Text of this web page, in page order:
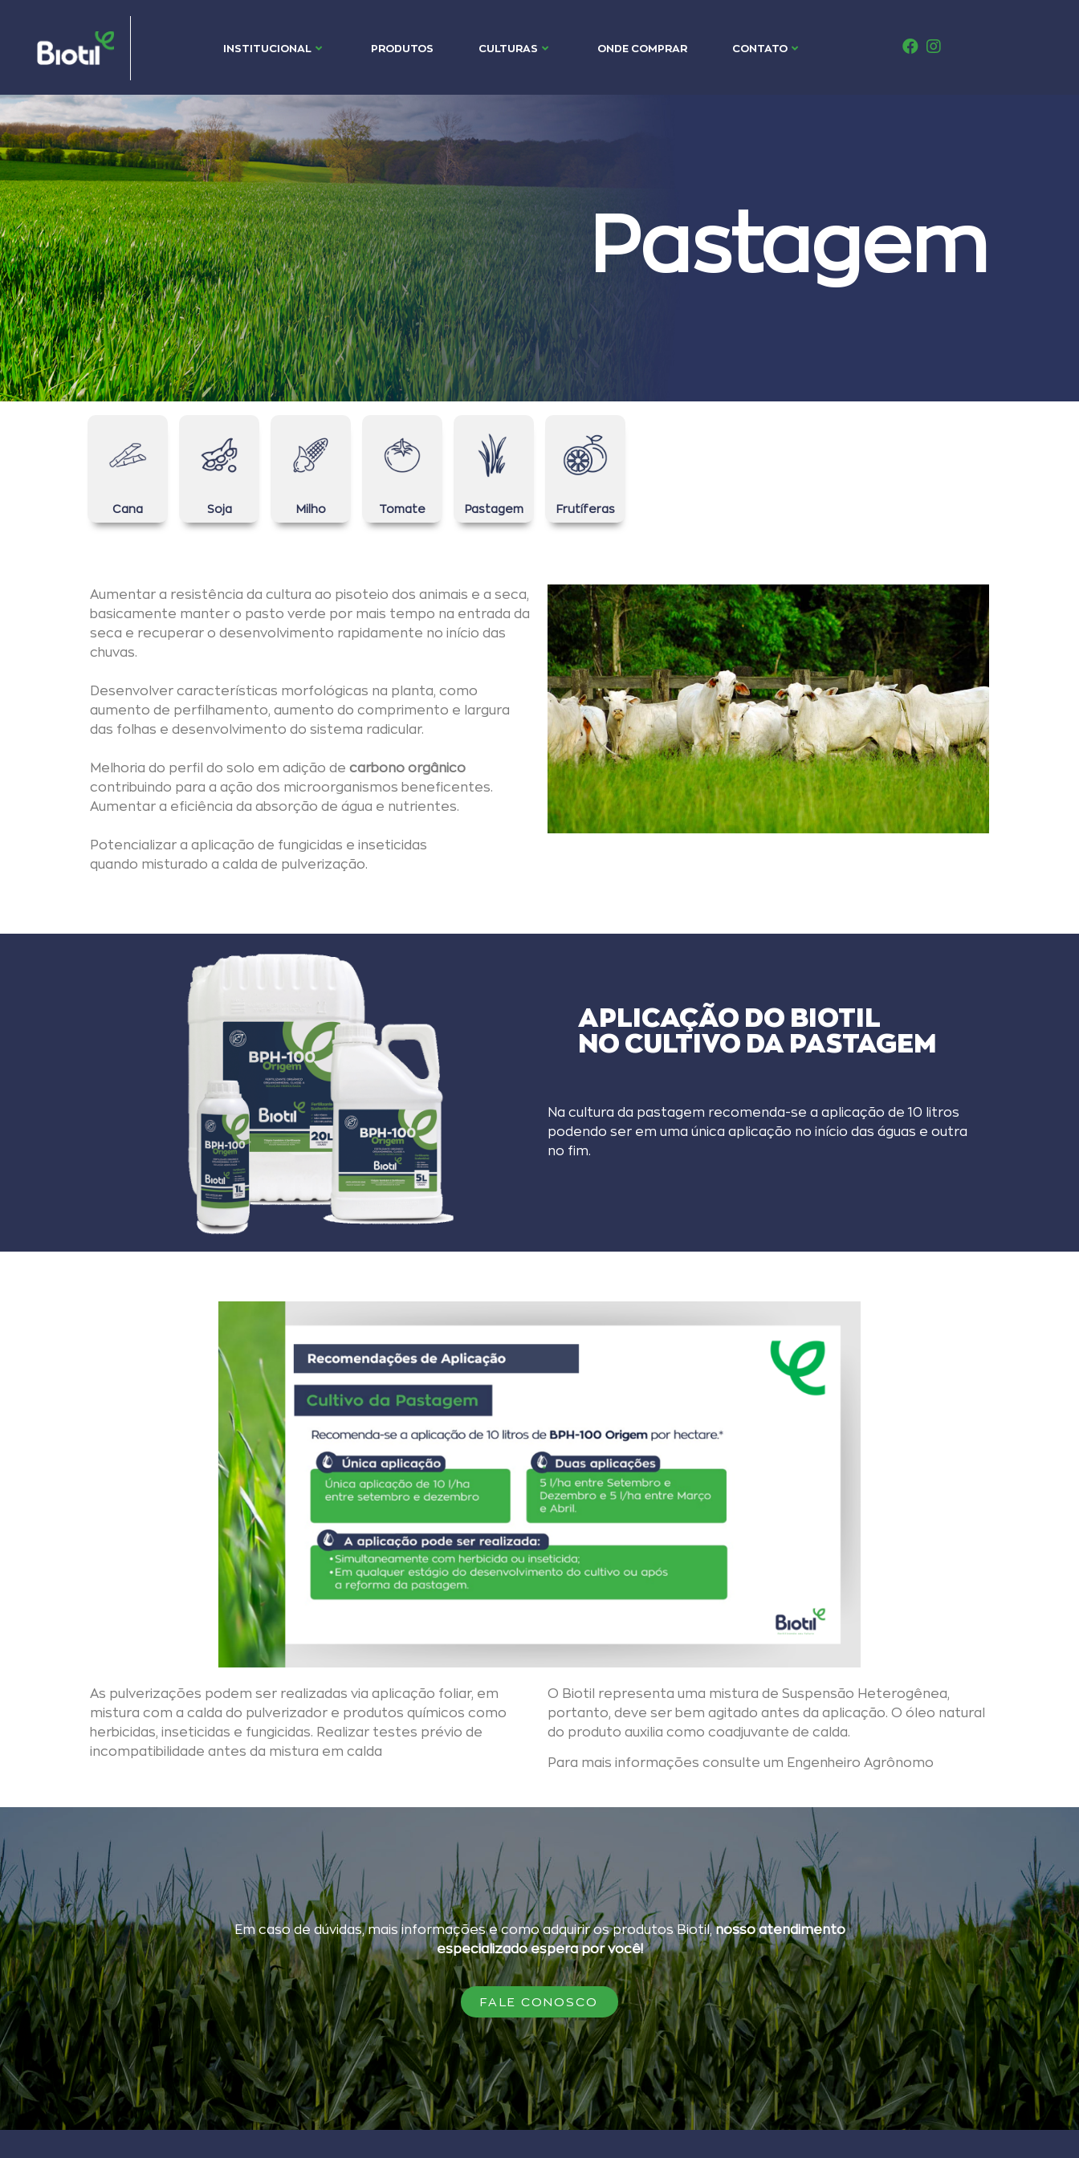
INSTITUCIONAL PRODUTOS CULTURAS ONDE COMPRAR CONTATO
Pastagem
Cana Soja Milho Tomate Pastagem Frutíferas
Aumentar a resistência da cultura ao pisoteio dos animais e a seca,
basicamente manter o pasto verde por mais tempo na entrada da
seca e recuperar o desenvolvimento rapidamente no início das
chuvas.
Desenvolver características morfológicas na planta, como
aumento de perfilhamento, aumento do comprimento e largura
das folhas e desenvolvimento do sistema radicular.
Melhoria do perfil do solo em adição de carbono orgânico
contribuindo para a ação dos microorganismos beneficentes.
Aumentar a eficiência da absorção de água e nutrientes.
Potencializar a aplicação de fungicidas e inseticidas
quando misturado a calda de pulverização.
APLICAÇÃO DO BIOTIL
NO CULTIVO DA PASTAGEM
Na cultura da pastagem recomenda-se a aplicação de 10 litros
podendo ser em uma única aplicação no início das águas e outra
no fim.
As pulverizações podem ser realizadas via aplicação foliar, em
mistura com a calda do pulverizador e produtos químicos como
herbicidas, inseticidas e fungicidas. Realizar testes prévio de
incompatibilidade antes da mistura em calda
O Biotil representa uma mistura de Suspensão Heterogênea,
portanto, deve ser bem agitado antes da aplicação. O óleo natural
do produto auxilia como coadjuvante de calda.
Para mais informações consulte um Engenheiro Agrônomo
Em caso de dúvidas, mais informações e como adquirir os produtos Biotil,nosso atendimento
especializado espera por você!
FALE CONOSCO